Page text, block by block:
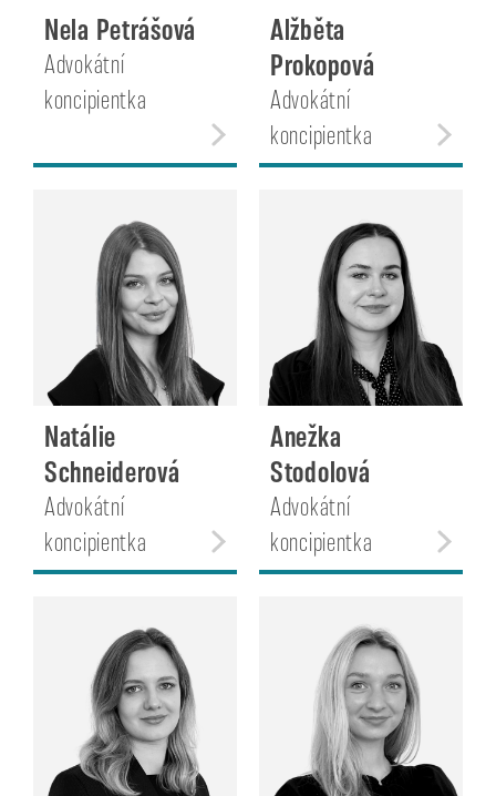
Nela Petrášová
Advokátní
koncipientka
Alžběta
Prokopová
Advokátní
koncipientka
Natálie
Schneiderová
Advokátní
koncipientka
Anežka
Stodolová
Advokátní
koncipientka